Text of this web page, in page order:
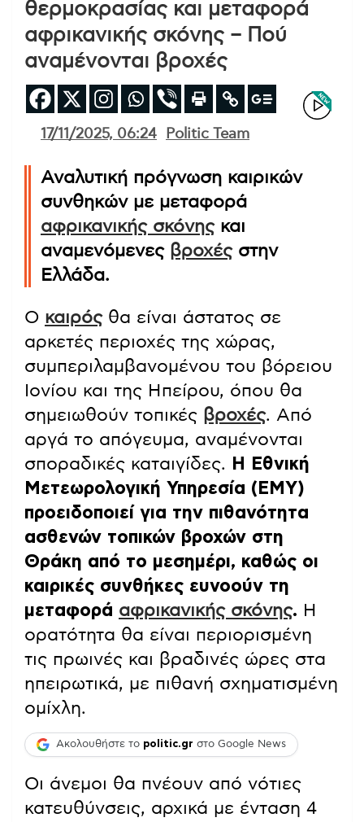
θερμοκρασίας και μεταφορά
αφρικανικής σκόνης – Πού
αναμένονται βροχές
17/11/2025, 06:24 Politic Team
Αναλυτική πρόγνωση καιρικών
συνθηκών με μεταφορά
αφρικανικής σκόνηςκαι
αναμενόμενες βροχέςστην
Ελλάδα.
Ο καιρόςθα είναι άστατος σε
αρκετές περιοχές της χώρας,
συμπεριλαμβανομένου του βόρειου
Ιονίου και της Ηπείρου, όπου θα
σημειωθούν τοπικές βροχές. Από
αργά το απόγευμα, αναμένονται
σποραδικές καταιγίδες.
Η Εθνική
Μετεωρολογική Υπηρεσία (ΕΜΥ)
προειδοποιεί για την πιθανότητα
ασθενών τοπικών βροχών στη
Θράκη από το μεσημέρι, καθώς οι
καιρικές συνθήκες ευνοούν τη
μεταφορά αφρικανικής σκόνης. Η
ορατότητα θα είναι περιορισμένη
τις πρωινές και βραδινές ώρες στα
ηπειρωτικά, με πιθανή σχηματισμένη
ομίχλη.
Ακολουθήστε το politic.gr στο Google News
Οι άνεμοι θα πνέουν από νότιες
κατευθύνσεις, αρχικά με ένταση 4